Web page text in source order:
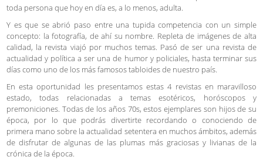
toda persona que hoy en día es, a lo menos, adulta.
Y es que se abrió paso entre una tupida competencia con un simple
concepto: la fotografía, de ahí su nombre. Repleta de imágenes de alta
calidad, la revista viajó por muchos temas. Pasó de ser una revista de
actualidad y política a ser una de humor y policiales, hasta terminar sus
días como uno de los más famosos tabloides de nuestro país.
En esta oportunidad les presentamos estas 4 revistas en maravilloso
estado, todas relacionadas a temas esotéricos, horóscopos y
premoniciones. Todas de los años 70s, estos ejemplares son hijos de su
época, por lo que podrás divertirte recordando o conociendo de
primera mano sobre la actualidad setentera en muchos ámbitos, además
de disfrutar de algunas de las plumas más graciosas y livianas de la
crónica de la época.